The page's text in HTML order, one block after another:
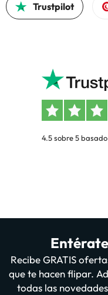
Trustpilot
4.5 sobre 5
Recibe GRATIS
que te hacen flipar.
todas las